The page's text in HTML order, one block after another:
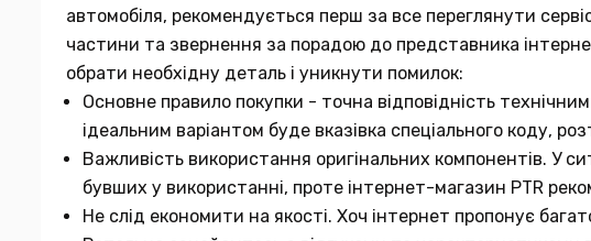
автомобіля, рекомендується перш за все переглянути
частини та звернення за порадою до представника
обрати необхідну деталь і уникнути помилок:
Основне правило покупки - точна відповідність
ідеальним варіантом буде вказівка спеціального коду,
Важливість використання оригінальних компонентів. У
бувших у використанні, проте інтернет-магазин PTR
Не слід економити на якості. Хоч інтернет пропонує